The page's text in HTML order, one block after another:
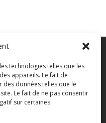
technologies telles que les
appareils. Le fait de
données telles que le
Le fait de ne pas consentir
sur certaines